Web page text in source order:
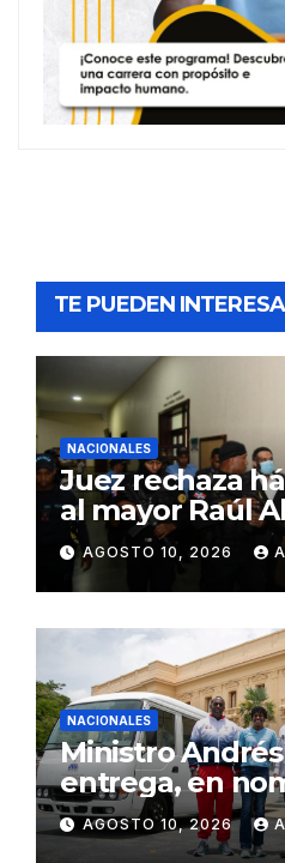
TE PUEDEN
NACIONALES
Juez rechaza
al mayor Raúl
Girón Jiménez
Coral
AGOSTO 10, 2026
NACIONALES
Ministro
entrega, en
presidente
autobús a la
AGOSTO 10, 2026